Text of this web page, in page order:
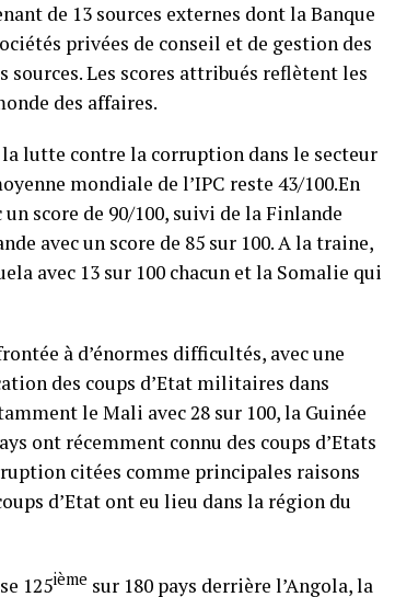
de 13 sources externes dont la Banque
privées de conseil et de gestion des
sources. Les scores attribués reflètent les
des affaires.
la lutte contre la corruption dans le secteur
mondiale de l’IPC reste 43/100.En
score de 90/100, suivi de la Finlande
avec un score de 85 sur 100. A la traine,
avec 13 sur 100 chacun et la Somalie qui
à d’énormes difficultés, avec une
des coups d’Etat militaires dans
le Mali avec 28 sur 100, la Guinée
ont récemment connu des coups d’Etats
citées comme principales raisons
d’Etat ont eu lieu dans la région du
125ième sur 180 pays derrière l’Angola, la